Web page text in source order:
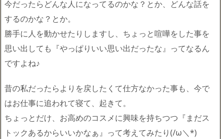
今だったらどんな人になってるのかな？とか、どんな話を
するのかな？とか。
勝手に人を動かせたりしますし、ちょっと喧嘩をした事を
思い出しても『やっぱりいい思い出だったな』ってなるん
ですよね♪
昔の私だったらよりを戻したくて仕方なかった事も、今で
はお仕事に追われて寝て、起きて。
ちょっとだけ、お高めのコスメに興味を持ちつつ『まだス
トックあるからいいかなぁ』って考えてみたり(/ω＼*)